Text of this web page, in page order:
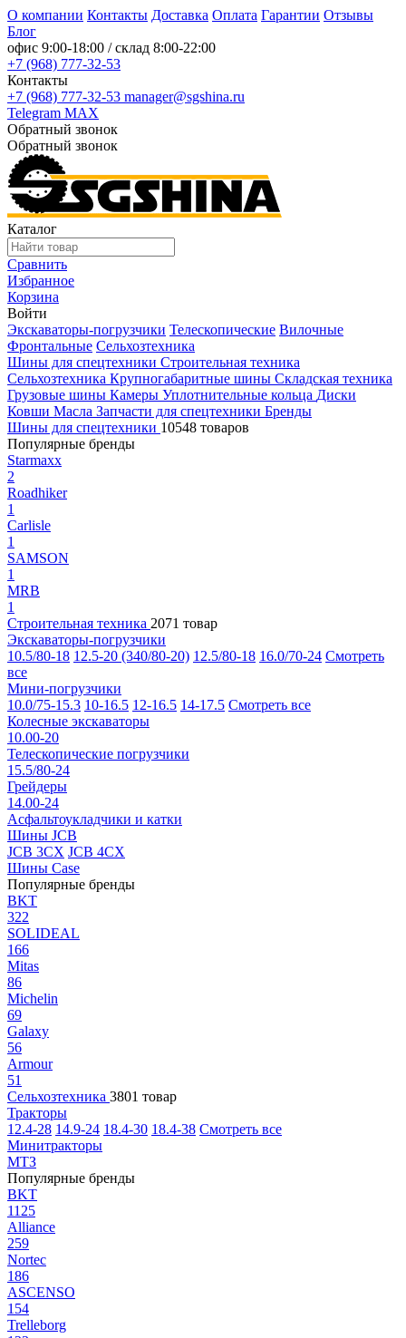
О компании Контакты Доставка Оплата Гарантии Отзывы
Блог
офис 9:00-18:00 / склад 8:00-22:00
+7 (968) 777-32-53
Контакты
+7 (968) 777-32-53 manager@sgshina.ru
Telegram MAX
Обратный звонок
Обратный звонок
Каталог
Сравнить
Избранное
Корзина
Войти
Экскаваторы-погрузчики Телескопические Вилочные
Фронтальные Сельхозтехника
Шины для спецтехники Строительная техника
Сельхозтехника Крупногабаритные шины Складская техника
Грузовые шины Камеры Уплотнительные кольца Диски
Ковши Масла Запчасти для спецтехники Бренды
Шины для спецтехники 10548 товаров
Популярные бренды
Starmaxx
2
Roadhiker
1
Carlisle
1
SAMSON
1
MRB
1
Строительная техника 2071 товар
Экскаваторы-погрузчики
10.5/80-18 12.5-20 (340/80-20) 12.5/80-18 16.0/70-24 Смотреть
все
Мини-погрузчики
10.0/75-15.3 10-16.5 12-16.5 14-17.5 Смотреть все
Колесные экскаваторы
10.00-20
Телескопические погрузчики
15.5/80-24
Грейдеры
14.00-24
Асфальтоукладчики и катки
Шины JCB
JCB 3CX JCB 4CX
Шины Case
Популярные бренды
BKT
322
SOLIDEAL
166
Mitas
86
Michelin
69
Galaxy
56
Armour
51
Сельхозтехника 3801 товар
Тракторы
12.4-28 14.9-24 18.4-30 18.4-38 Смотреть все
Минитракторы
МТЗ
Популярные бренды
BKT
1125
Alliance
259
Nortec
186
ASCENSO
154
Trelleborg